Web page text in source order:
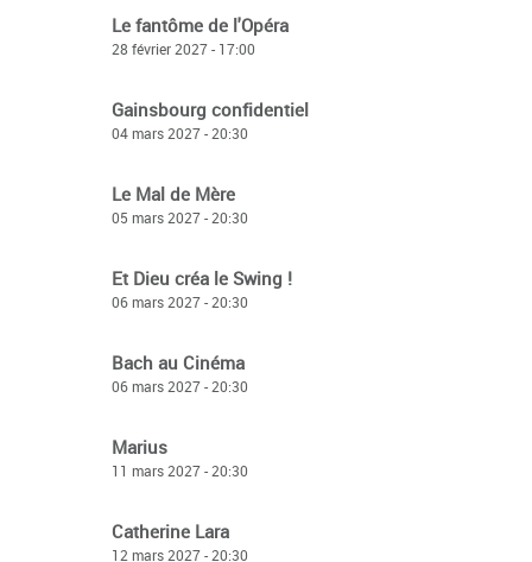
Le fantôme de l'Opéra
28 février 2027 - 17:00
Gainsbourg confidentiel
04 mars 2027 - 20:30
Le Mal de Mère
05 mars 2027 - 20:30
Et Dieu créa le Swing !
06 mars 2027 - 20:30
Bach au Cinéma
06 mars 2027 - 20:30
Marius
11 mars 2027 - 20:30
Catherine Lara
12 mars 2027 - 20:30